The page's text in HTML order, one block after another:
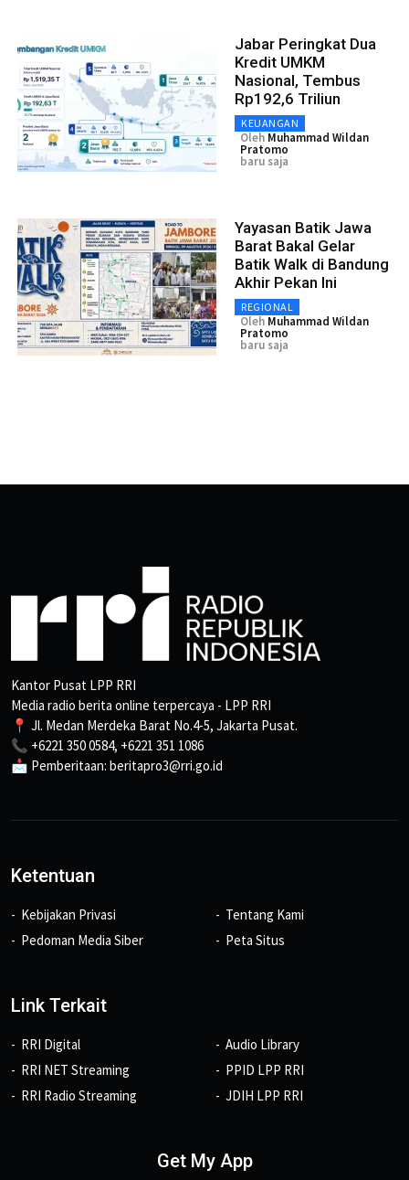
Jabar Peringkat Dua
Kredit UMKM
Nasional, Tembus
Rp192,6 Triliun
KEUANGAN
Oleh Muhammad Wildan
Pratomo
baru saja
Yayasan Batik Jawa
Barat Bakal Gelar
Batik Walk di Bandung
Akhir Pekan Ini
REGIONAL
Oleh Muhammad Wildan
Pratomo
baru saja
Kantor Pusat LPP RRI
Media radio berita online terpercaya - LPP RRI
📍 Jl. Medan Merdeka Barat No.4-5, Jakarta Pusat.
📞 +6221 350 0584, +6221 351 1086
📩 Pemberitaan: beritapro3@rri.go.id
Ketentuan
Kebijakan Privasi
Pedoman Media Siber
Tentang Kami
Peta Situs
Link Terkait
RRI Digital
RRI NET Streaming
RRI Radio Streaming
Audio Library
PPID LPP RRI
JDIH LPP RRI
Get My App